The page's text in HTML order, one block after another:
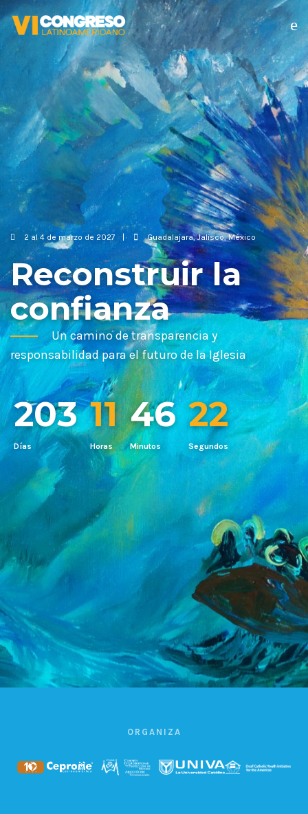
2 al 4 de marzo de 2027 Guadalajara, Jalisco, México
Reconstruir la
confianza
Un camino de transparencia y
responsabilidad para el futuro de la Iglesia
203
Días
11
Horas
46
Minutos
20
Segundos
ORGANIZA